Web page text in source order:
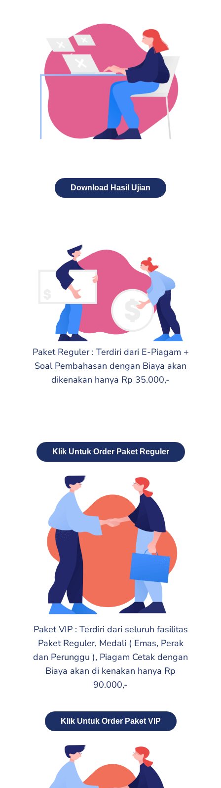
Download Hasil Ujian
Paket Reguler : Terdiri dari E-Piagam +
Soal Pembahasan dengan Biaya akan
dikenakan hanya Rp 35.000,-
Klik Untuk Order Paket Reguler
Paket VIP : Terdiri dari seluruh fasilitas
Paket Reguler, Medali ( Emas, Perak
dan Perunggu ), Piagam Cetak dengan
Biaya akan di kenakan hanya Rp
90.000,-
Klik Untuk Order Paket VIP